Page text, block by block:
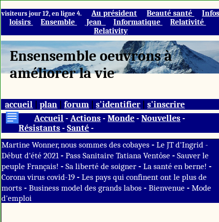
visiteurs jour 12, en ligne 4. Au président Beauté santé
loisirs
Ensemble Jean Informatique
Relativité
Relativity
Ensensemble oeuvrons à
améliorer la vie
accueil |plan |forum |s'identifier |s'inscrire
Accueil -Actions -Monde -Nouvelles -
Résistants -Santé -
Martine Wonner, nous sommes des cobayes-Le JT d'Ingrid -
Début d'été 2021-Pass Sanitaire Tatiana Ventôse-Sauver le
peuple Français!-Sa liberté de soigner-La santé en berne!-
Corona virus covid-19-Les pays qui confinent ont le plus de
morts-Business model des grands labos-Bienvenue-Mode
d'emploi